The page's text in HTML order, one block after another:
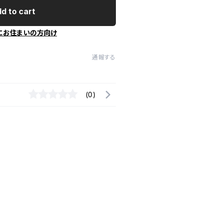
to cart
お住まいの方向け
通報する
(0)